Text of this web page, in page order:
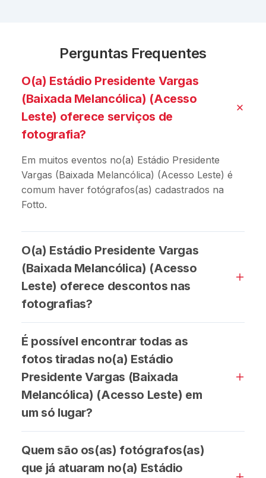
Perguntas Frequentes
O(a) Estádio Presidente Vargas
(Baixada Melancólica) (Acesso
Leste) oferece serviços de
fotografia?
Em muitos eventos no(a) Estádio Presidente
Vargas (Baixada Melancólica) (Acesso Leste) é
comum haver fotógrafos(as) cadastrados na
Fotto.
O(a) Estádio Presidente Vargas
(Baixada Melancólica) (Acesso
Leste) oferece descontos nas
fotografias?
É possível encontrar todas as
fotos tiradas no(a) Estádio
Presidente Vargas (Baixada
Melancólica) (Acesso Leste) em
um só lugar?
Quem são os(as) fotógrafos(as)
que já atuaram no(a) Estádio